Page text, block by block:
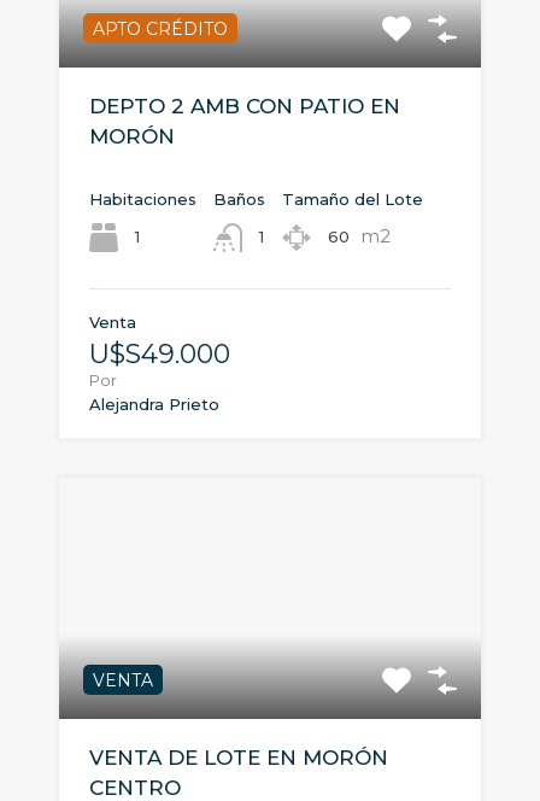
APTO CRÉDITO
DEPTO 2 AMB CON PATIO EN
MORÓN
Habitaciones
1
Baños
1
Tamaño del Lote
60
m2
Venta
U$S49.000
Por
Alejandra Prieto
VENTA
VENTA DE LOTE EN MORÓN
CENTRO